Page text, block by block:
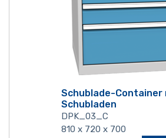
Schublade-Container
Schubladen
DPK_03_C
810 x 720 x 700